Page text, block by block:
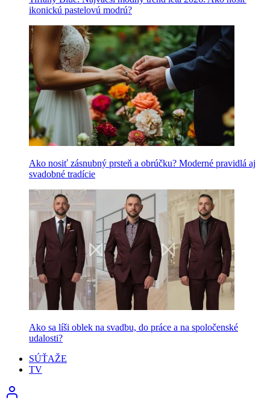
ikonickú pastelovú modrú?
Ako nosiť zásnubný prsteň a obrúčku? Moderné pravidlá aj
svadobné tradície
Ako sa líši oblek na svadbu, do práce a na spoločenské
udalosti?
SÚŤAŽE
TV